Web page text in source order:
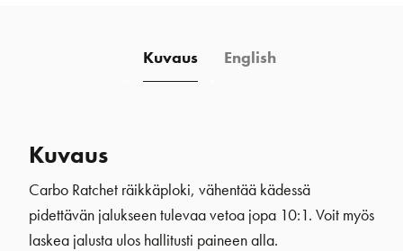
Kuvaus English
Kuvaus
Carbo Ratchet räikkäploki, vähentää kädessä
pidettävän jalukseen tulevaa vetoa jopa 10:1. Voit myös
laskea jalusta ulos hallitusti paineen alla.